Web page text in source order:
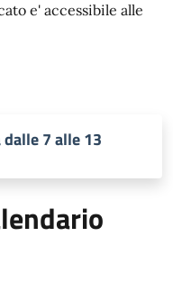
e' accessibile alle
7 alle 13